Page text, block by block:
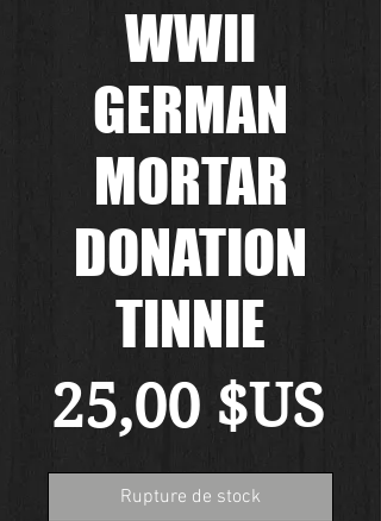
WWII
GERMAN
MORTAR
DONATION
TINNIE
25,00 $US
Rupture de stock